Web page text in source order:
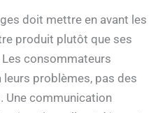
doit mettre en avant les
produit plutôt que ses
consommateurs
problèmes, pas des
Une communication